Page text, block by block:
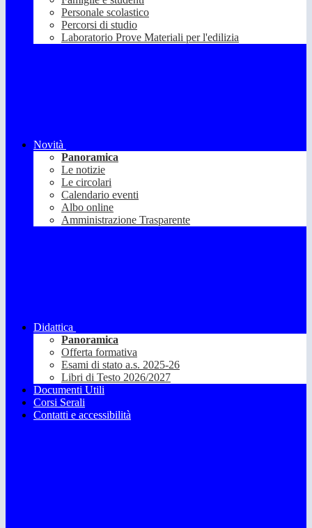
Personale scolastico
Percorsi di studio
Laboratorio Prove Materiali per l'edilizia
Novità
Panoramica
Le notizie
Le circolari
Calendario eventi
Albo online
Amministrazione Trasparente
Didattica
Panoramica
Offerta formativa
Esami di stato a.s. 2025-26
Libri di Testo 2026/2027
Documenti Utili
Corsi Serali
Contatti e accessibilità